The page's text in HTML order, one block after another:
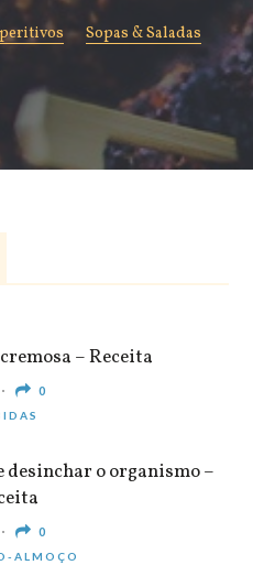
Sopas & Saladas
– Receita
0
desinchar o organismo –
0
ALMOÇO